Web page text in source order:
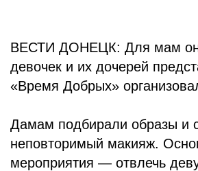
ВЕСТИ ДОНЕЦК: Для мам
девочек и их дочерей
«Время Добрых»
Дамам подбирали образы и
неповторимый макияж.
мероприятия — отвлечь